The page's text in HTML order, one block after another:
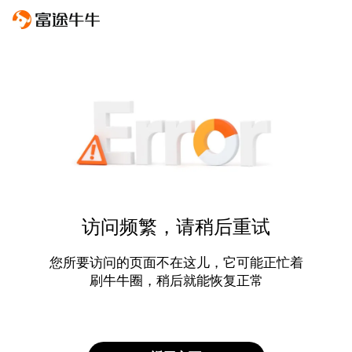
访问频繁，请稍后重试
您所要访问的页面不在这儿，它可能正忙着
刷牛牛圈，稍后就能恢复正常